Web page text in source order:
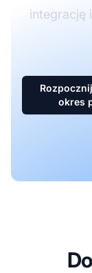
integrację
okres